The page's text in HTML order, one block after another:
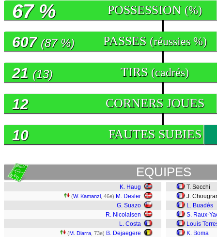
POSSESSION (%)
67 %
PASSES (réussies %)
607 (87 %)
TIRS (cadrés)
21 (13)
CORNERS JOUES
12
FAUTES SUBIES
10
EQUIPES
K. Haug
(W. Kamanzi , 46e) M. Desler
G. Suazo
R. Nicolaisen
L. Costa
(M. Diarra , 73e) B. Dejaegere
T. Secchi
J.
L. Buadés
S. Raux-
Louis
K. Boma